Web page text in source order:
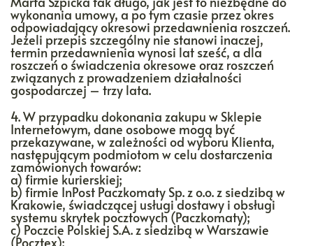
wykonania umowy, a po tym czasie przez okres
odpowiadający okresowi przedawnienia roszczeń.
Jeżeli przepis szczególny nie stanowi inaczej,
termin przedawnienia wynosi lat sześć, a dla
roszczeń o świadczenia okresowe oraz roszczeń
związanych z prowadzeniem działalności
gospodarczej – trzy lata.
4. W przypadku dokonania zakupu w Sklepie
Internetowym, dane osobowe mogą być
przekazywane, w zależności od wyboru Klienta,
następującym podmiotom w celu dostarczenia
zamówionych towarów:
a) firmie kurierskiej;
b) firmie InPost Paczkomaty Sp. z o.o. z siedzibą w
Krakowie, świadczącej usługi dostawy i obsługi
systemu skrytek pocztowych (Paczkomaty);
c) Poczcie Polskiej S.A. z siedzibą w Warszawie
(Pocztex);